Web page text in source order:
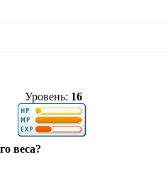
Уровень: 16
веса?